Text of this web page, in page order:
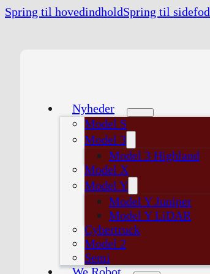
Spring til hovedindholdSpring til sidefod
Nyheder
Model S
Model 3
Model 3 Highland
Model X
Model Y
Model Y Juniper
Model Y LiDAR
Cybertruck
Model 2
Semi